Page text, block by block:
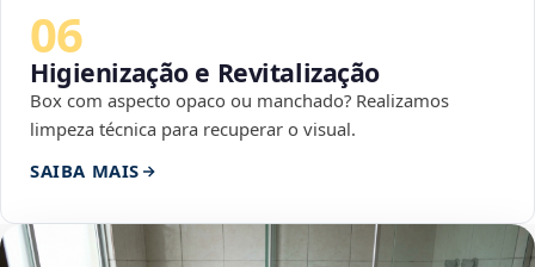
06
Higienização e Revitalização
Box com aspecto opaco ou manchado? Realizamos
limpeza técnica para recuperar o visual.
SAIBA MAIS